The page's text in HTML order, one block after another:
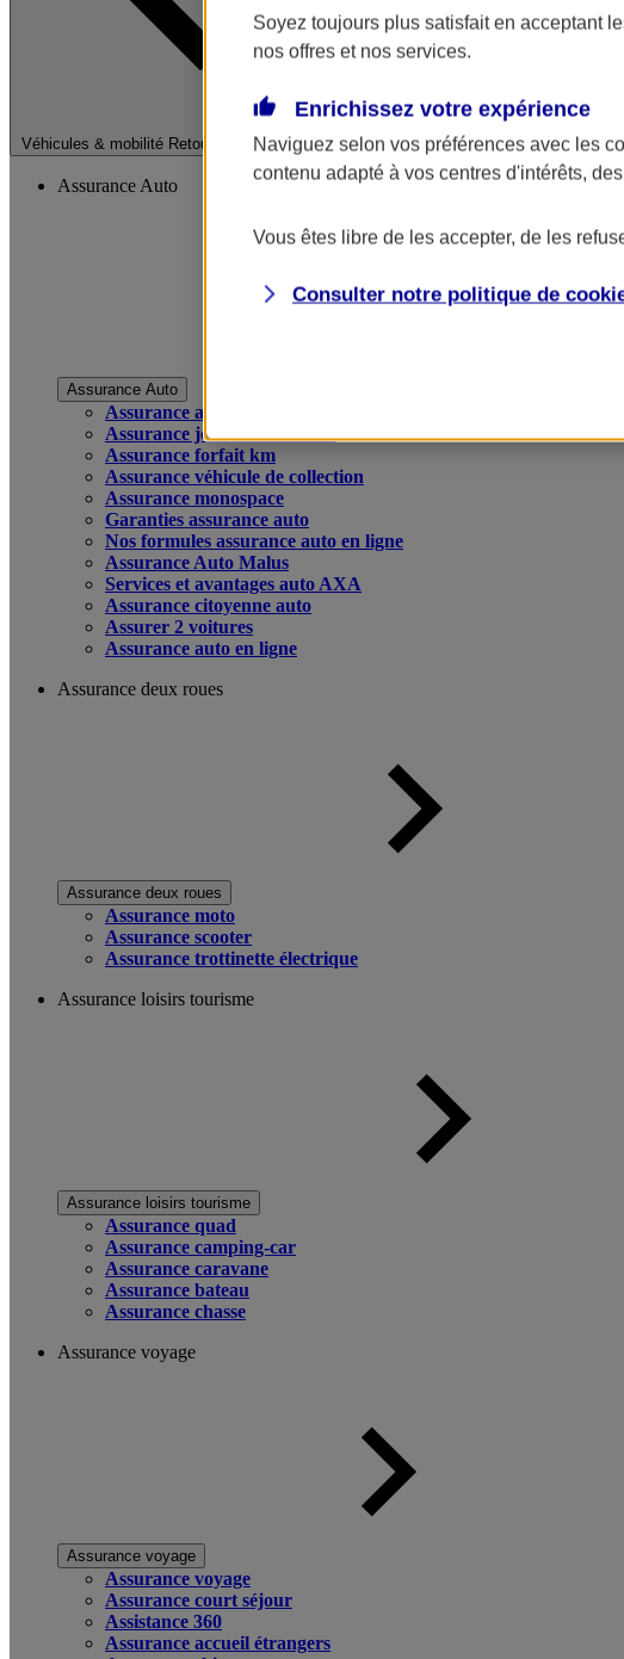
Véhicules & mobilité Retour à la section précédente
Fermer le menu principal
Assurance Auto
Assurance Auto
Assurance auto
Assurance jeune conducteur
Assurance forfait km
Assurance véhicule de collection
Assurance monospace
Garanties assurance auto
Nos formules assurance auto en ligne
Assurance Auto Malus
Services et avantages auto AXA
Assurance citoyenne auto
Assurer 2 voitures
Assurance auto en ligne
Assurance deux roues
Assurance deux roues
Assurance moto
Assurance scooter
Assurance trottinette électrique
Assurance loisirs tourisme
Assurance loisirs tourisme
Assurance quad
Assurance camping-car
Assurance caravane
Assurance bateau
Assurance chasse
Assurance voyage
Assurance voyage
Assurance voyage
Assurance court séjour
Assistance 360
Assurance accueil étrangers
Soyez toujours plus satisfait en acceptant
nos offres et nos services.
Enrichissez votre expérience
Naviguez selon vos préférences avec les
contenu adapté à vos centres d'intérêts,
Vous êtes libre de les accepter, de les
Consulter notre politique de